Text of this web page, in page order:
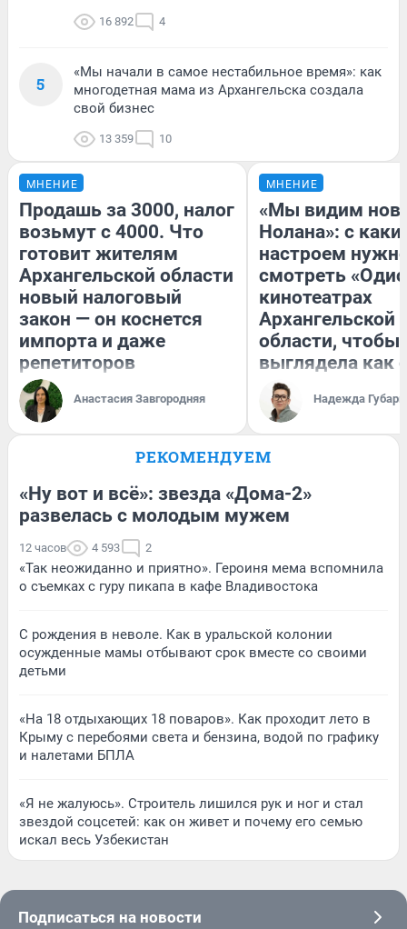
16 892 4
5
«Мы начали в самое нестабильное время»: как
многодетная мама из Архангельска создала
свой бизнес
13 359 10
МНЕНИЕ
Продашь за 3000, налог
возьмут с 4000. Что
готовит жителям
Архангельской области
новый налоговый
закон — он коснется
импорта и даже
репетиторов
Анастасия Завгородняя
МНЕНИЕ
«Мы видим
Нолана»: с
настроем
смотреть
кинотеатрах
Архангельской
области, чтобы
выглядела как
Надежда Губарь
РЕКОМЕНДУЕМ
«Ну вот и всё»: звезда «Дома-2»
развелась с молодым мужем
12 часов 4 593 2
«Так неожиданно и приятно». Героиня мема вспомнила
о съемках с гуру пикапа в кафе Владивостока
С рождения в неволе. Как в уральской колонии
осужденные мамы отбывают срок вместе со своими
детьми
«На 18 отдыхающих 18 поваров». Как проходит лето в
Крыму с перебоями света и бензина, водой по графику
и налетами БПЛА
«Я не жалуюсь». Строитель лишился рук и ног и стал
звездой соцсетей: как он живет и почему его семью
искал весь Узбекистан
Подписаться на новости